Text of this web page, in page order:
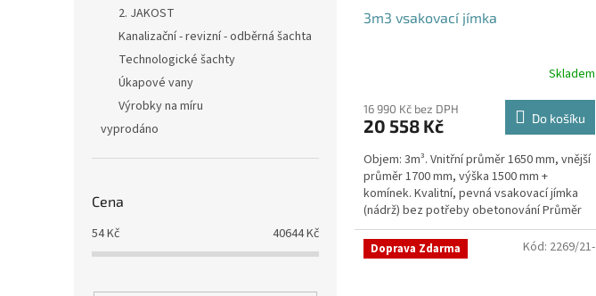
2. JAKOST
Kanalizační - revizní - odběrná šachta
Technologické šachty
Úkapové vany
Výrobky na míru
vyprodáno
Cena
54Kč 40644Kč
3m3 vsakovací jímka
Skladem
16 990 Kč bez DPH
20 558 Kč Do košíku
Objem: 3m³. Vnitřní průměr 1650 mm, vnější
průměr 1700 mm, výška 1500 mm +
komínek. Kvalitní, pevná vsakovací jímka
(nádrž) bez potřeby obetonování Průměr
přítoku a odtoku +...
Doprava Zdarma Kód: 2269/21-